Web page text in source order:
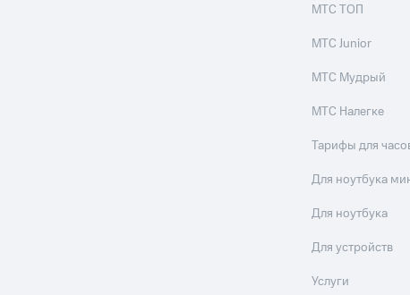
МТС ТОП
МТС Junior
МТС Мудрый
МТС Налегке
Тарифы для
Для ноутбука
Для ноутбука
Для устройств
Услуги